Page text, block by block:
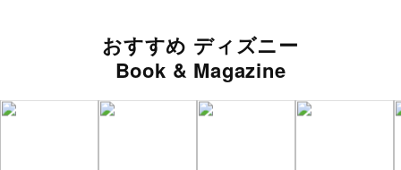
おすすめ ディズニー
Book & Magazine